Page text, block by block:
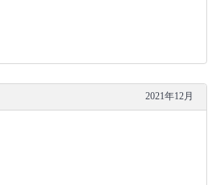
2021年12月